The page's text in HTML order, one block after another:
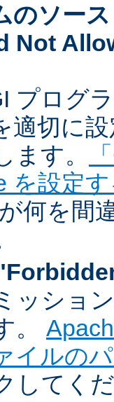
のソー
Not
プログ
適切に
ます。
を設定
何を間
ッショ
。
イルの
してく